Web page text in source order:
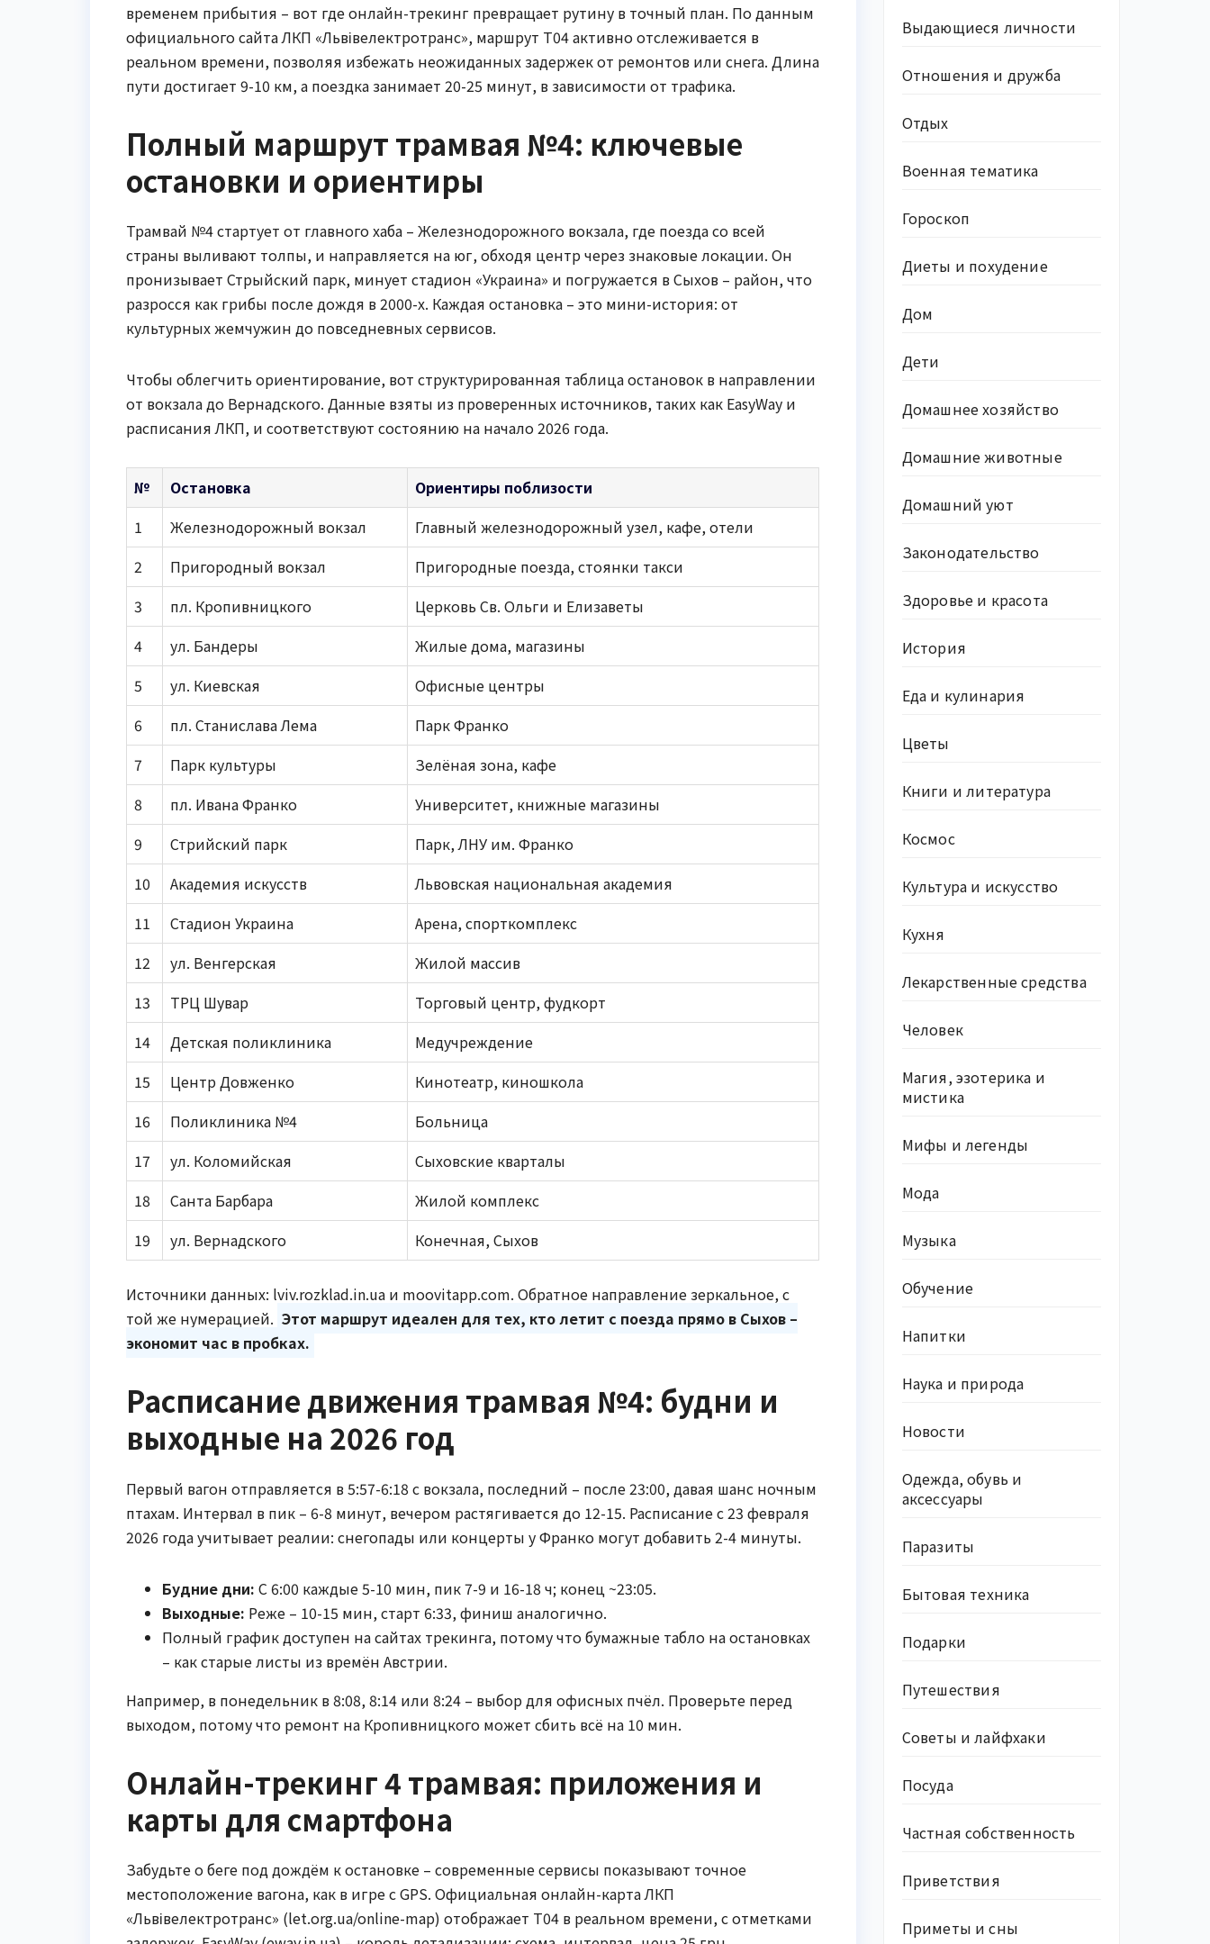
временем прибытия – вот где онлайн-трекинг превращает рутину в точный план. По данным
официального сайта ЛКП «Львівелектротранс», маршрут Т04 активно отслеживается в
реальном времени, позволяя избежать неожиданных задержек от ремонтов или снега. Длина
пути достигает 9-10 км, а поездка занимает 20-25 минут, в зависимости от трафика.
Полный маршрут трамвая №4: ключевые
остановки и ориентиры
Трамвай №4 стартует от главного хаба – Железнодорожного вокзала, где поезда со всей
страны выливают толпы, и направляется на юг, обходя центр через знаковые локации. Он
пронизывает Стрыйский парк, минует стадион «Украина» и погружается в Сыхов – район, что
разросся как грибы после дождя в 2000-х. Каждая остановка – это мини-история: от
культурных жемчужин до повседневных сервисов.
Чтобы облегчить ориентирование, вот структурированная таблица остановок в направлении
от вокзала до Вернадского. Данные взяты из проверенных источников, таких как EasyWay и
расписания ЛКП, и соответствуют состоянию на начало 2026 года.
№ Остановка
Ориентиры поблизости
1
Железнодорожный вокзал
Главный железнодорожный узел, кафе, отели
2
Пригородный вокзал
Пригородные поезда, стоянки такси
3
пл. Кропивницкого
Церковь Св. Ольги и Елизаветы
4
ул. Бандеры
Жилые дома, магазины
5
ул. Киевская
Офисные центры
6
пл. Станислава Лема
Парк Франко
7
Парк культуры
Зелёная зона, кафе
8
пл. Ивана Франко
Университет, книжные магазины
9
Стрийский парк
Парк, ЛНУ им. Франко
10
Академия искусств
Львовская национальная академия
11
Стадион Украина
Арена, спорткомплекс
12
ул. Венгерская
Жилой массив
13
ТРЦ Шувар
Торговый центр, фудкорт
14
Детская поликлиника
Медучреждение
15
Центр Довженко
Кинотеатр, киношкола
16
Поликлиника №4
Больница
17
ул. Коломийская
Сыховские кварталы
18
Санта Барбара
Жилой комплекс
19
ул. Вернадского Конечная, Сыхов
Источники данных: lviv.rozklad.in.ua и moovitapp.com. Обратное направление зеркальное, с
той же нумерацией. Этот маршрут идеален для тех, кто летит с поезда прямо в Сыхов –
экономит час в пробках.
Расписание движения трамвая №4: будни и
выходные на 2026 год
Первый вагон отправляется в 5:57-6:18 с вокзала, последний – после 23:00, давая шанс ночным
птахам. Интервал в пик – 6-8 минут, вечером растягивается до 12-15. Расписание с 23 февраля
2026 года учитывает реалии: снегопады или концерты у Франко могут добавить 2-4 минуты.
Будние дни: С 6:00 каждые 5-10 мин, пик 7-9 и 16-18 ч; конец ~23:05.
Выходные: Реже – 10-15 мин, старт 6:33, финиш аналогично.
Полный график доступен на сайтах трекинга, потому что бумажные табло на остановках
– как старые листы из времён Австрии.
Например, в понедельник в 8:08, 8:14 или 8:24 – выбор для офисных пчёл. Проверьте перед
выходом, потому что ремонт на Кропивницкого может сбить всё на 10 мин.
Онлайн-трекинг 4 трамвая: приложения и
карты для смартфона
Забудьте о беге под дождём к остановке – современные сервисы показывают точное
местоположение вагона, как в игре с GPS. Официальная онлайн-карта ЛКП
«Львівелектротранс» (let.org.ua/online-map) отображает Т04 в реальном времени, с отметками
Выдающиеся личности
Отношения и дружба
Отдых
Военная тематика
Гороскоп
Диеты и похудение
Дом
Дети
Домашнее хозяйство
Домашние животные
Домашний уют
Законодательство
Здоровье и красота
История
Еда и кулинария
Цветы
Книги и литература
Космос
Культура и искусство
Кухня
Лекарственные средства
Человек
Магия, эзотерика и
мистика
Мифы и легенды
Мода
Музыка
Обучение
Напитки
Наука и природа
Новости
Одежда, обувь и
аксессуары
Паразиты
Бытовая техника
Подарки
Путешествия
Советы и лайфхаки
Посуда
Частная собственность
Приветствия
Приметы и сны